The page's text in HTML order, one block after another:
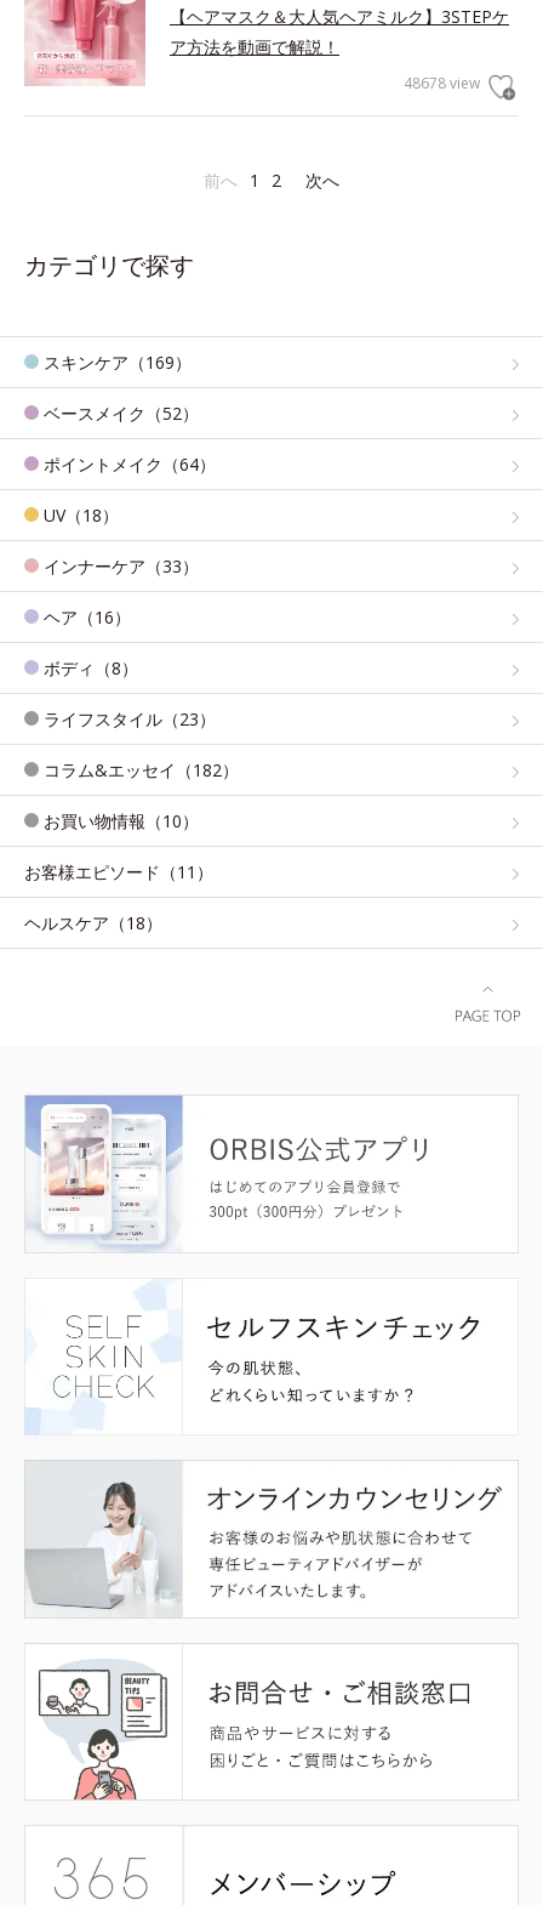
【ヘアマスク＆大人気ヘアミルク】3STEPケ
ア方法を動画で解説！
48678 view
前へ 1 2 次へ
カテゴリで探す
スキンケア（169）
ベースメイク（52）
ポイントメイク（64）
UV（18）
インナーケア（33）
ヘア（16）
ボディ（8）
ライフスタイル（23）
コラム&エッセイ（182）
お買い物情報（10）
お客様エピソード（11）
ヘルスケア（18）